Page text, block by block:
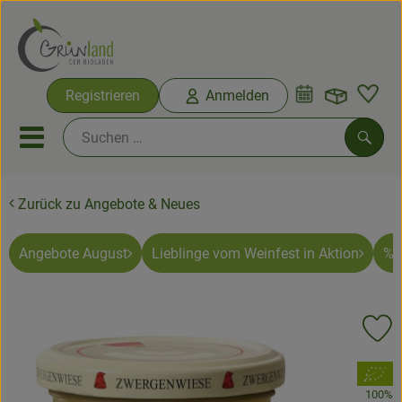
Registrieren Anmelden
Mobiles Menu öffnen oder
Ökokisten
Bio-Kochkisten
Ökokisten
Obst & Gemüse
Zurück zu Angebote & Neues
Angebote August Lieblinge vom Weinfest in Aktion %
, Verband:
100%